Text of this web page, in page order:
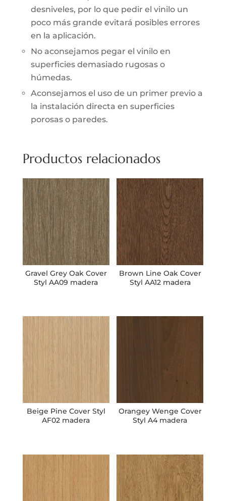
desniveles, por lo que pedir el vinilo un
poco más grande evitará posibles errores
en la aplicación.
No aconsejamos pegar el vinilo en
superficies demasiado rugosas o
húmedas.
Aconsejamos el uso de un primer previo a
la instalación directa en superficies
porosas o paredes.
Productos relacionados
Gravel Grey Oak Cover
Styl AA09 madera
Brown Line Oak Cover
Styl AA12 madera
Beige Pine Cover Styl
AF02 madera
Orangey Wenge Cover
Styl A4 madera